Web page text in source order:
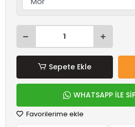
Sepete Ekle
WHATSAPP İLE
Favorilerime ekle